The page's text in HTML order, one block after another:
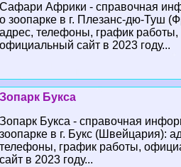
Сафари Африки - справочная
о зоопарке в г. Плезанс-дю-Туш
адрес, телефоны, график работы,
официальный сайт в 2023 году...
Зопарк Букса
Зопарк Букса - справочная
зоопарке в г. Букс (Швейцария):
телефоны, график работы,
сайт в 2023 году...